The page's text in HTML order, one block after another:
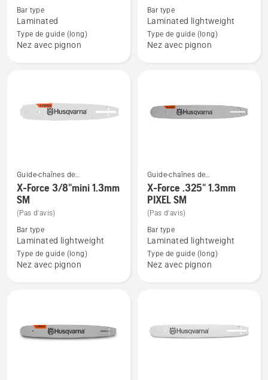
détails
sur
Laminated
bar
1.1mm
Bar type
Laminated
Type de guide (long)
Nez avec pignon
détails
sur
Force
SM
Bar type
Laminated lightweight
Type de guide (long)
Nez avec pignon
Voir
plus
de
détails
sur
Force
Guide-chaînes de
tronçonneuses
X-Force 3/8"mini 1.3mm
SM
(Pas d'avis)
Bar type
Laminated lightweight
Type de guide (long)
Nez avec pignon
Voir
plus
de
détails
sur
Force
SM
Guide-chaînes de
tronçonneuses
X-Force .325" 1.3mm
PIXEL SM
(Pas d'avis)
Bar type
Laminated lightweight
Type de guide (long)
Nez avec pignon